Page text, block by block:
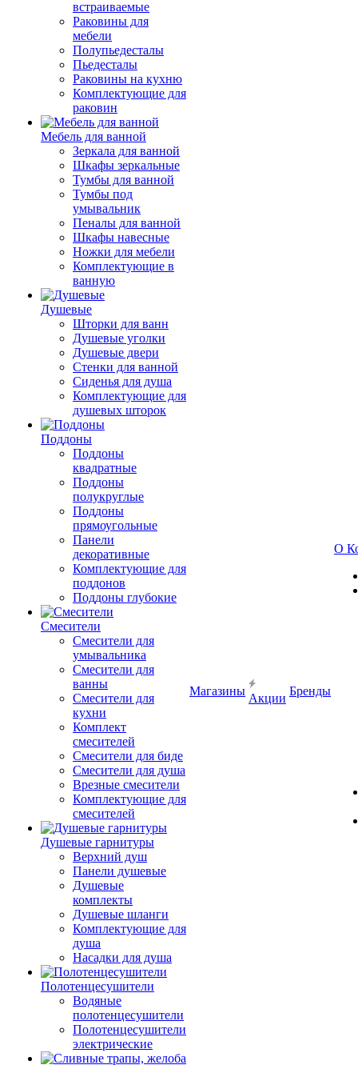
встраиваемые
Раковины для
мебели
Полупьедесталы
Пьедесталы
Раковины на кухню
Комплектующие для
раковин
Мебель для ванной
Зеркала для ванной
Шкафы зеркальные
Тумбы для ванной
Тумбы под
умывальник
Пеналы для ванной
Шкафы навесные
Ножки для мебели
Комплектующие в
ванную
Душевые
Шторки для ванн
Душевые уголки
Душевые двери
Стенки для ванной
Сиденья для душа
Комплектующие для
душевых шторок
Поддоны
Поддоны
квадратные
Поддоны
полукруглые
Поддоны
прямоугольные
Панели
декоративные
Комплектующие для
поддонов
Поддоны глубокие
Смесители
Смесители для
умывальника
Смесители для
ванны
Смесители для
кухни
Комплект
смесителей
Смесители для биде
Смесители для душа
Врезные смесители
Комплектующие для
смесителей
Душевые гарнитуры
Верхний душ
Панели душевые
Душевые
комплекты
Душевые шланги
Комплектующие для
душа
Насадки для душа
Полотенцесушители
Водяные
полотенцесушители
Полотенцесушители
электрические
Магазины
Акции
Бренды
О